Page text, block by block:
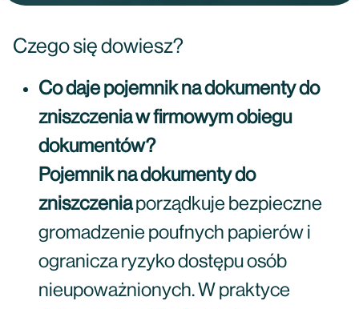
Czego się dowiesz?
Co daje pojemnik na dokumenty do
zniszczenia w firmowym obiegu
dokumentów?
Pojemnik na dokumenty do
zniszczeniaporządkuje bezpieczne
gromadzenie poufnych papierów i
ogranicza ryzyko dostępu osób
nieupoważnionych. W praktyce